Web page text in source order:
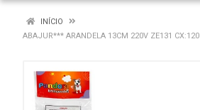
INÍCIO
ABAJUR*** ARANDELA 13CM 220V ZE131 CX:120